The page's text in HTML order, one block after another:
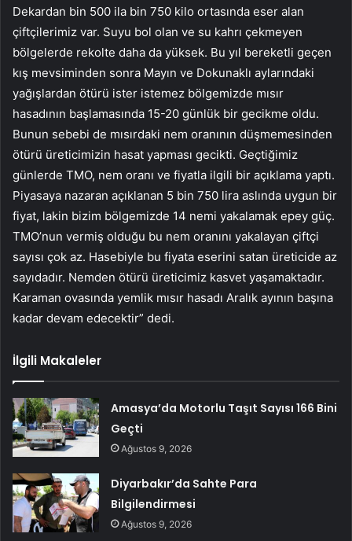
Dekardan bin 500 ila bin 750 kilo ortasında eser alan
çiftçilerimiz var. Suyu bol olan ve su kahrı çekmeyen
bölgelerde rekolte daha da yüksek. Bu yıl bereketli geçen
kış mevsiminden sonra Mayın ve Dokunaklı aylarındaki
yağışlardan ötürü ister istemez bölgemizde mısır
hasadının başlamasında 15-20 günlük bir gecikme oldu.
Bunun sebebi de mısırdaki nem oranının düşmemesinden
ötürü üreticimizin hasat yapması gecikti. Geçtiğimiz
günlerde TMO, nem oranı ve fiyatla ilgili bir açıklama yaptı.
Piyasaya nazaran açıklanan 5 bin 750 lira aslında uygun bir
fiyat, lakin bizim bölgemizde 14 nemi yakalamak epey güç.
TMO’nun vermiş olduğu bu nem oranını yakalayan çiftçi
sayısı çok az. Hasebiyle bu fiyata eserini satan üreticide az
sayıdadır. Nemden ötürü üreticimiz kasvet yaşamaktadır.
Karaman ovasında yemlik mısır hasadı Aralık ayının başına
kadar devam edecektir” dedi.
İlgili Makaleler
Amasya’da Motorlu Taşıt Sayısı 166 Bini
Geçti
Ağustos 9, 2026
Diyarbakır’da Sahte Para
Bilgilendirmesi
Ağustos 9, 2026